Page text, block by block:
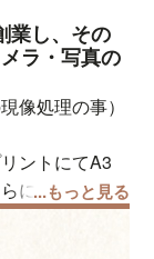
業し、その
ラ・写真の
像処理の事）
ントにてA3
に、大判イン
特大プリント
...もっと見る